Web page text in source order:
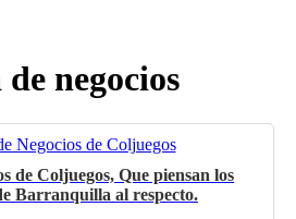
negocios
de Coljuegos, Que piensan los
Barranquilla al respecto.